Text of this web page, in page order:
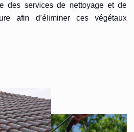
des services de nettoyage et de
afin d’éliminer ces végétaux